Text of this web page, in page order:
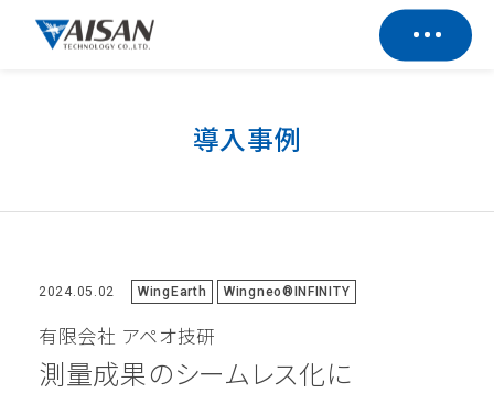
導入事例
2024.05.02 WingEarth Wingneo®INFINITY
有限会社 アペオ技研
測量成果のシームレス化に